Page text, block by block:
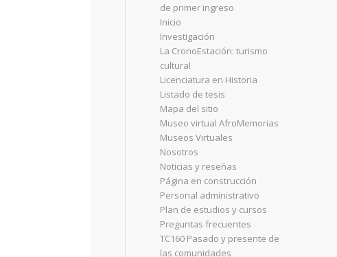
de primer ingreso
Inicio
Investigación
La CronoEstación: turismo
cultural
Licenciatura en Historia
Listado de tesis
Mapa del sitio
Museo virtual AfroMemorias
Museos Virtuales
Nosotros
Noticias y reseñas
Página en construcción
Personal administrativo
Plan de estudios y cursos
Preguntas frecuentes
TC160 Pasado y presente de
las comunidades